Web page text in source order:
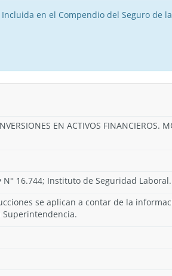
en el Compendio del Seguro de la
EN ACTIVOS FINANCIEROS.
16.744; Instituto de Seguridad Laboral.
se aplican a contar de la
Superintendencia.